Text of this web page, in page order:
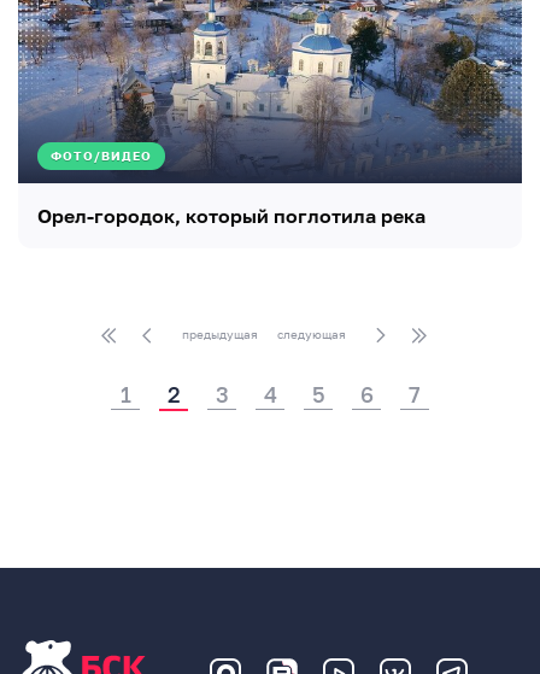
ФОТО/ВИДЕО
Орел-городок, который поглотила река
предыдущая следующая
1 2 3 4 5 6 7